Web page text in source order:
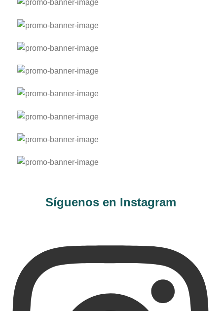
personalizada
Personalizada
Síguenos en Instagram